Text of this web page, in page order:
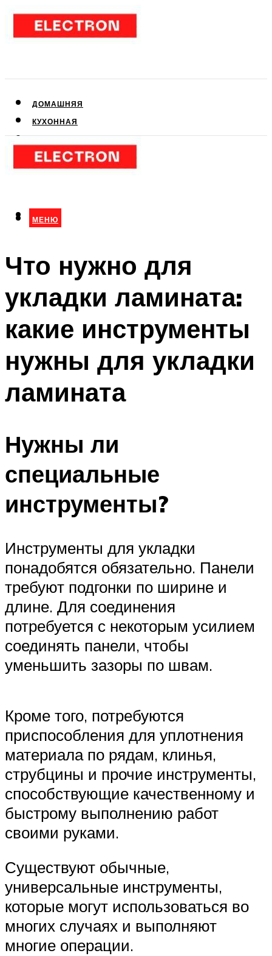
ДОМАШНЯЯ
КУХОННАЯ
КЛИМАТИЧЕСКАЯ
МЕНЮ
МЕНЮ
Что нужно для
укладки ламината:
какие инструменты
нужны для укладки
ламината
Нужны ли
специальные
инструменты?
Инструменты для укладки
понадобятся обязательно. Панели
требуют подгонки по ширине и
длине. Для соединения
потребуется с некоторым усилием
соединять панели, чтобы
уменьшить зазоры по швам.
Кроме того, потребуются
приспособления для уплотнения
материала по рядам, клинья,
струбцины и прочие инструменты,
способствующие качественному и
быстрому выполнению работ
своими руками.
Существуют обычные,
универсальные инструменты,
которые могут использоваться во
многих случаях и выполняют
многие операции.